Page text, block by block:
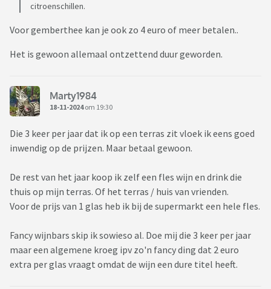
citroenschillen.
Voor gemberthee kan je ook zo 4 euro of meer betalen..
Het is gewoon allemaal ontzettend duur geworden.
Marty1984
18-11-2024om 19:30
Die 3 keer per jaar dat ik op een terras zit vloek ik eens goed
inwendig op de prijzen. Maar betaal gewoon.
De rest van het jaar koop ik zelf een fles wijn en drink die
thuis op mijn terras. Of het terras / huis van vrienden.
Voor de prijs van 1 glas heb ik bij de supermarkt een hele fles.
Fancy wijnbars skip ik sowieso al. Doe mij die 3 keer per jaar
maar een algemene kroeg ipv zo'n fancy ding dat 2 euro
extra per glas vraagt omdat de wijn een dure titel heeft.